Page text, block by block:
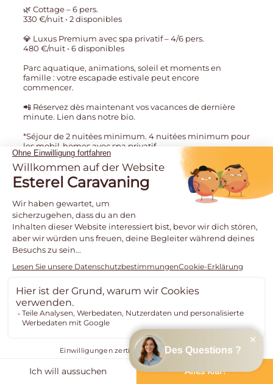
🌿 Cottage – 6 pers.
330 €/nuit • 2 disponibles
💎 Luxus Premium avec spa privatif – 4/6 pers.
480 €/nuit • 6 disponibles
Parc aquatique, animations, soleil et moments en
famille : votre escapade estivale peut encore
commencer.
📲 Réservez dès maintenant vos vacances de dernière
minute. Lien dans notre bio.
*Séjour de 2 nuitées minimum. 4 nuitées minimum pour
les mobil-homes avec spa privatif.
92